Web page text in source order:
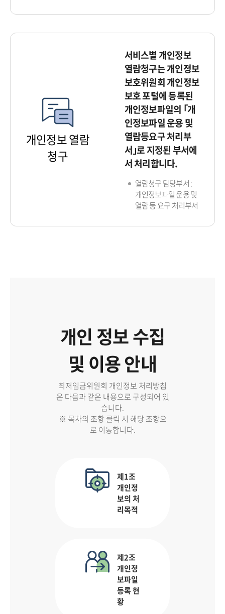
개인정보 열람
청구
서비스별 개인정보
열람청구는 개인정보
보호위원회 개인정보
보호 포털에 등록된
개인정보파일의 ｢개
인정보파일 운용 및
열람등요구 처리부
서｣로 지정된 부서에
서 처리합니다.
열람청구 담당부서 :
개인정보파일 운용 및
열람 등 요구 처리부서
개인 정보 수집
및 이용 안내
최저임금위원회 개인정보 처리방침
은 다음과 같은 내용으로 구성되어 있
습니다.
※ 목차의 조항 클릭 시 해당 조항으
로 이동합니다.
제1조
개인정
보의 처
리목적
제2조
개인정
보파일
등록 현
황